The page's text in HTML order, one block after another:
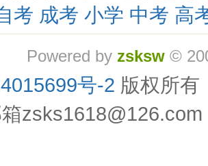
考 成考 小学 中考 高
Powered by zsksw©
号-2 版权所有